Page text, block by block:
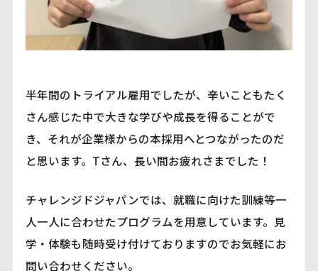
半年間のトライアル雇用でしたが、辛いこともたく
さん感じた中で大きな学びや成長を得ることがで
き、それが企業様からの本採用へとつながったのだ
と思います。Tさん、長い間お疲れさまでした！
チャレンジドジャパンでは、就職に向けた訓練等一
人一人に合わせたプログラムを用意しています。見
学・体験も随時受け付けておりますのでお気軽にお
問い合わせください。